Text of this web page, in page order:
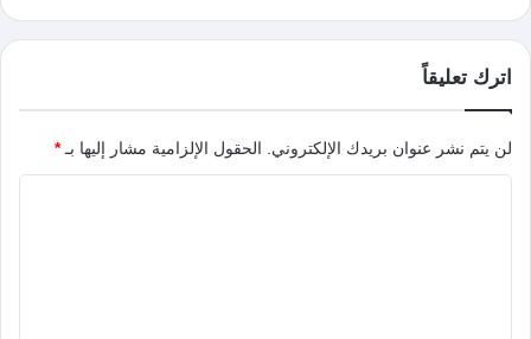
اترك تعليقاً
لن يتم نشر عنوان بريدك الإلكتروني. الحقول الإلزامية مشار إليها بـ*